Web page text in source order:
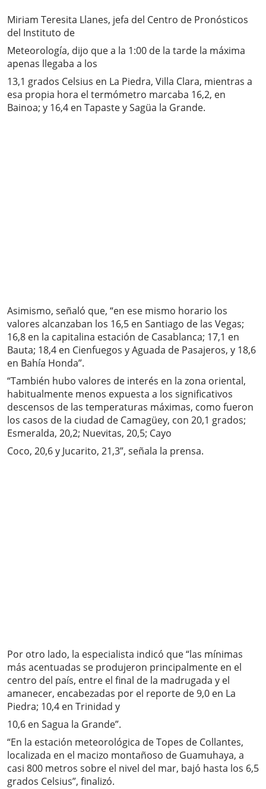
Miriam Teresita Llanes, jefa del Centro de Pronósticos
del Instituto de
Meteorología, dijo que a la 1:00 de la tarde la máxima
apenas llegaba a los
13,1 grados Celsius en La Piedra, Villa Clara, mientras a
esa propia hora el termómetro marcaba 16,2, en
Bainoa; y 16,4 en Tapaste y Sagüa la Grande.
Asimismo, señaló que, “en ese mismo horario los
valores alcanzaban los 16,5 en Santiago de las Vegas;
16,8 en la capitalina estación de Casablanca; 17,1 en
Bauta; 18,4 en Cienfuegos y Aguada de Pasajeros, y 18,6
en Bahía Honda”.
“También hubo valores de interés en la zona oriental,
habitualmente menos expuesta a los significativos
descensos de las temperaturas máximas, como fueron
los casos de la ciudad de Camagüey, con 20,1 grados;
Esmeralda, 20,2; Nuevitas, 20,5; Cayo
Coco, 20,6 y Jucarito, 21,3”, señala la prensa.
Por otro lado, la especialista indicó que “las mínimas
más acentuadas se produjeron principalmente en el
centro del país, entre el final de la madrugada y el
amanecer, encabezadas por el reporte de 9,0 en La
Piedra; 10,4 en Trinidad y
10,6 en Sagua la Grande”.
“En la estación meteorológica de Topes de Collantes,
localizada en el macizo montañoso de Guamuhaya, a
casi 800 metros sobre el nivel del mar, bajó hasta los 6,5
grados Celsius”, finalizó.